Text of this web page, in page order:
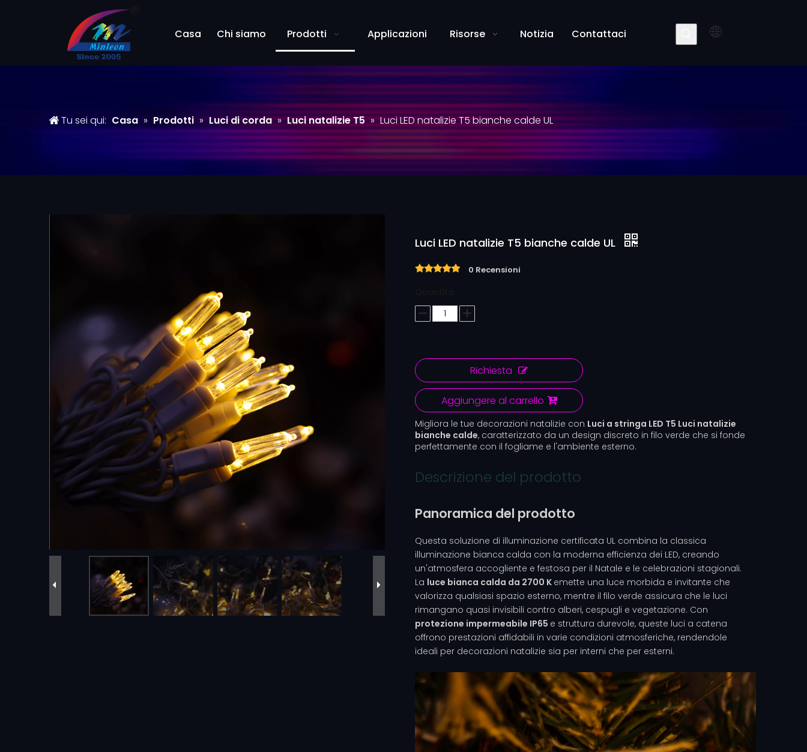
Casa Chi siamo Prodotti Applicazioni Risorse Notizia Contattaci
Tu sei qui: Casa » Prodotti » Luci di corda » Luci natalizie T5 » Luci LED natalizie T5 bianche calde UL
Luci LED natalizie T5 bianche calde UL
0 Recensioni
Richiesta
Aggiungere al carrello
Migliora le tue decorazioni natalizie con Luci a stringa LED T5 Luci natalizie
bianche calde, caratterizzato da un design discreto in filo verde che si fonde
perfettamente con il fogliame e l'ambiente esterno.
Descrizione del prodotto
Panoramica del prodotto
Questa soluzione di illuminazione certificata UL combina la classica
illuminazione bianca calda con la moderna efficienza dei LED, creando
un'atmosfera accogliente e festosa per il Natale e le celebrazioni stagionali.
La luce bianca calda da 2700 K emette una luce morbida e invitante che
valorizza qualsiasi spazio esterno, mentre il filo verde assicura che le luci
rimangano quasi invisibili contro alberi, cespugli e vegetazione. Con
protezione impermeabile IP65 e struttura durevole, queste luci a catena
offrono prestazioni affidabili in varie condizioni atmosferiche, rendendole
ideali per decorazioni natalizie sia per interni che per esterni.